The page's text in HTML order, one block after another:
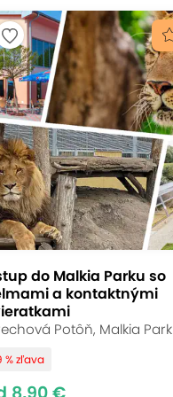
do Malkia Parku so
a kontaktnými
Potôň, Malkia Park
% zľava